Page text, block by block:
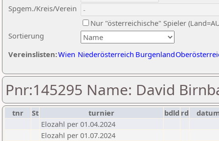
Sortierung
Spgem./Kreis/Verein
Nur "österreichische" Spieler
Vereinslisten:Wien Niederösterreich Burgenland
Pnr:145295 Name: David
tnr St turnier bdld rd
Elozahl per 01.04.2024
Elozahl per 01.07.2024